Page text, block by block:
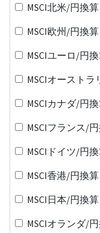
MSCI北米/円換算
MSCI欧州/円換算
MSCIユーロ/円
MSCIオースト
MSCIカナダ/円
MSCIフランス/
MSCIドイツ/円
MSCI香港/円換算
MSCI日本/円換算
MSCIオランダ/